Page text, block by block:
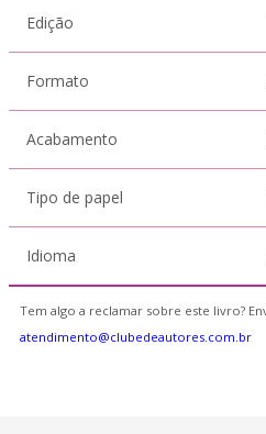
Edição
Formato
Acabamento
Tipo de papel
Idioma
Tem algo a reclamar sobre este livro?
atendimento@clubedeautores.com.br